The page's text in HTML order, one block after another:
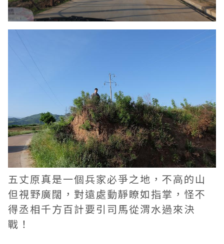
五丈原真是一個兵家必爭之地，不高的山
但視野廣闊，對遠處動靜瞭如指掌，怪不
得丞相千方百計要引司馬從渭水過來決
戰！